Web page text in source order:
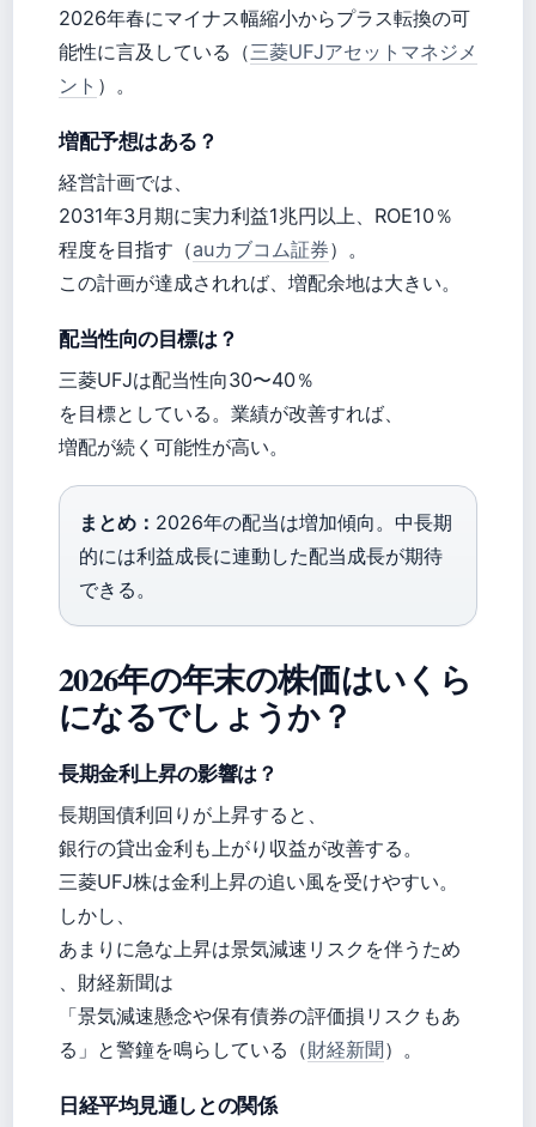
2026年春にマイナス幅縮小からプラス転換の可
能性に言及している（三菱UFJアセットマネジメ
ント ）。
増配予想はある？
経営計画では、
2031年3月期に実力利益1兆円以上、ROE10％
程度を目指す（auカブコム証券）。
この計画が達成されれば、増配余地は大きい。
配当性向の目標は？
三菱UFJは配当性向30〜40％
を目標としている。業績が改善すれば、
増配が続く可能性が高い。
まとめ： 2026年の配当は増加傾向。中長期
的には利益成長に連動した配当成長が期待
できる。
2026年の年末の株価はいくら
になるでしょうか？
長期金利上昇の影響は？
長期国債利回りが上昇すると、
銀行の貸出金利も上がり収益が改善する。
三菱UFJ株は金利上昇の追い風を受けやすい。
しかし、
あまりに急な上昇は景気減速リスクを伴うため
、財経新聞は
「景気減速懸念や保有債券の評価損リスクもあ
る」と警鐘を鳴らしている（財経新聞 ）。
日経平均見通しとの関係